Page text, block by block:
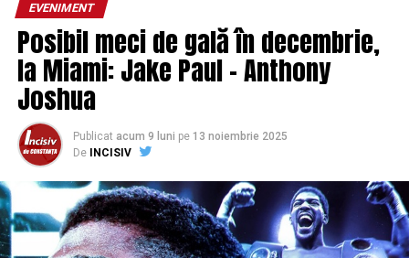
EVENIMENT
Posibil meci de gală în decembrie,
la Miami: Jake Paul – Anthony
Joshua
Publicat acum 9 luni pe 13 noiembrie 2025
De
INCISIV